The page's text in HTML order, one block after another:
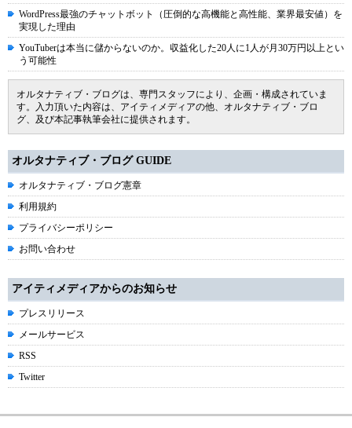
WordPress最強のチャットボット（圧倒的な高機能と高性能、業界最安値）を
実現した理由
YouTuberは本当に儲からないのか。収益化した20人に1人が月30万円以上とい
う可能性
オルタナティブ・ブログは、専門スタッフにより、企画・構成されていま
す。入力頂いた内容は、アイティメディアの他、オルタナティブ・ブロ
グ、及び本記事執筆会社に提供されます。
オルタナティブ・ブログ GUIDE
オルタナティブ・ブログ憲章
利用規約
プライバシーポリシー
お問い合わせ
アイティメディアからのお知らせ
プレスリリース
メールサービス
RSS
Twitter